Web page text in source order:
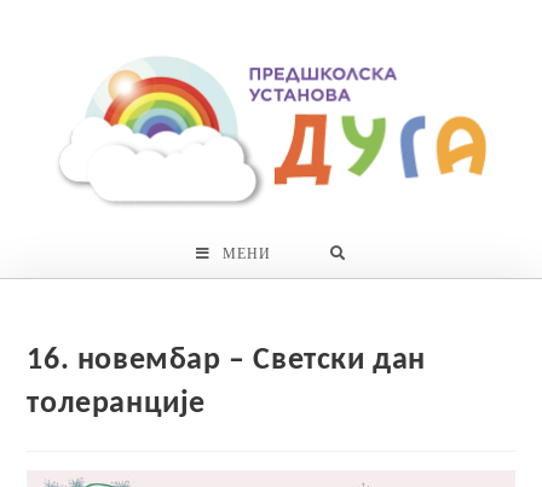
МЕНИ
16. новембар – Светски дан
толеранције